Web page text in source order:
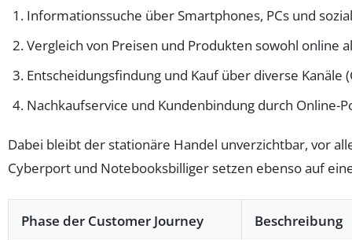
Informationssuche über Smartphones, PCs und
Vergleich von Preisen und Produkten sowohl online
Entscheidungsfindung und Kauf über diverse Kanäle
Nachkaufservice und Kundenbindung durch Online-
Dabei bleibt der stationäre Handel unverzichtbar, vor
Cyberport und Notebooksbilliger setzen ebenso auf
Phase der Customer Journey Beschreibung